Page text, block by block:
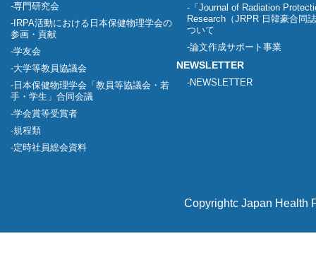
専門研究会
IRPA活動における日本保健物理学会の
参画・貢献
学友会
大学等教員協議会
日本保健物理学会「教員等協議会・若
手・学生」合同会議
学会賞等受賞者
規程類
定時社員総会資料
「Journal of Radiation
Research（JRPR 日韓豪合同
ついて
論文作成サポート事業
NEWSLETTER
NEWSLETTER
Copyrightc Japan Health